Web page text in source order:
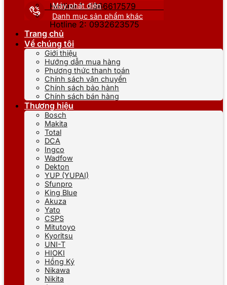
Hotline 1: 0866617579
Hotline 2: 0932623575
Máy phát điện
Danh mục sản phẩm khác
Trang chủ
Về chúng tôi
Giới thiệu
Hướng dẫn mua hàng
Phương thức thanh toán
Chính sách vận chuyển
Chính sách bảo hành
Chính sách bán hàng
Thương hiệu
Bosch
Makita
Total
DCA
Ingco
Wadfow
Dekton
YUP (YUPAI)
Sfunpro
King Blue
Akuza
Yato
CSPS
Mitutoyo
Kyoritsu
UNI-T
HIOKI
Hồng Ký
Nikawa
Nikita